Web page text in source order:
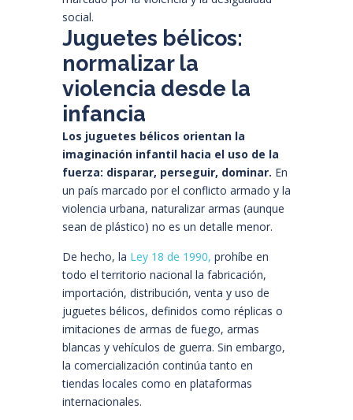
social.
Juguetes bélicos:
normalizar la
violencia desde la
infancia
Los juguetes bélicos orientan la
imaginación infantil hacia el uso de la
fuerza: disparar, perseguir, dominar. En
un país marcado por el conflicto armado y la
violencia urbana, naturalizar armas (aunque
sean de plástico) no es un detalle menor.
De hecho, la Ley 18 de 1990, prohíbe en
todo el territorio nacional la fabricación,
importación, distribución, venta y uso de
juguetes bélicos, definidos como réplicas o
imitaciones de armas de fuego, armas
blancas y vehículos de guerra. Sin embargo,
la comercialización continúa tanto en
tiendas locales como en plataformas
internacionales.